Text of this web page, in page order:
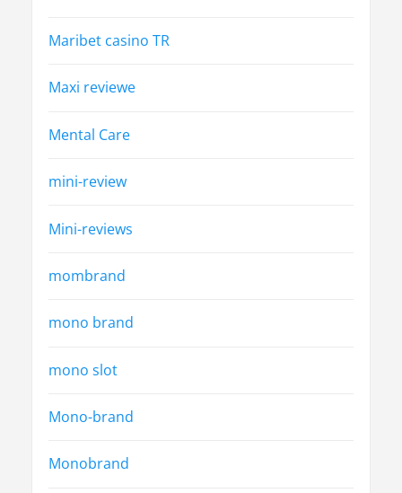
Maribet casino TR
Maxi reviewe
Mental Care
mini-review
Mini-reviews
mombrand
mono brand
mono slot
Mono-brand
Monobrand